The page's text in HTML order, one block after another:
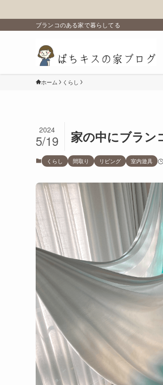
ブランコのある家で暮らしてる
ホーム くらし
家の中にブラン
2024
5/19
くらし 間取り リビング 室内遊具